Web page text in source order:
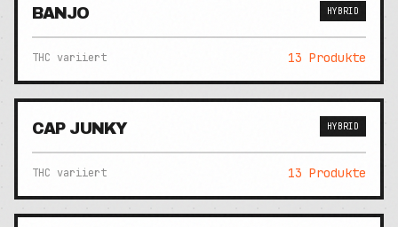
BANJO HYBRID
THC variiert 13 Produkte
CAP JUNKY HYBRID
THC variiert 13 Produkte